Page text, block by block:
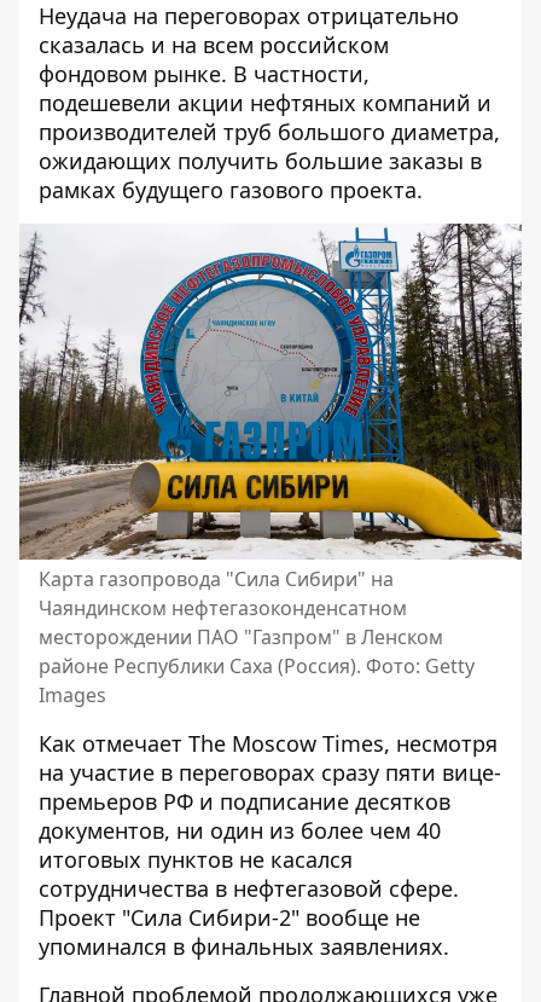
Неудача на переговорах отрицательно
сказалась и на всем российском
фондовом рынке. В частности,
подешевели акции нефтяных компаний и
производителей труб большого диаметра,
ожидающих получить большие заказы в
рамках будущего газового проекта.
Карта газопровода "Сила Сибири" на
Чаяндинском нефтегазоконденсатном
месторождении ПАО "Газпром" в Ленском
районе Республики Саха (Россия). Фото: Getty
Images
Как отмечает The Moscow Times, несмотря
на участие в переговорах сразу пяти вице-
премьеров РФ и подписание десятков
документов, ни один из более чем 40
итоговых пунктов не касался
сотрудничества в нефтегазовой сфере.
Проект "Сила Сибири-2" вообще не
упоминался в финальных заявлениях.
Главной проблемой продолжающихся уже